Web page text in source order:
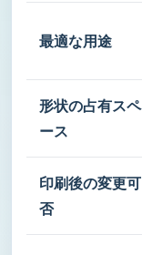
最適な用途
形状の占有スペ
ース
印刷後の変更可
否